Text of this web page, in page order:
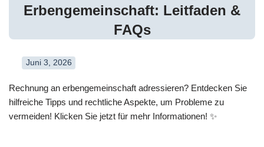
Erbengemeinschaft: Leitfaden &
FAQs
Juni 3, 2026
Rechnung an erbengemeinschaft adressieren? Entdecken Sie
hilfreiche Tipps und rechtliche Aspekte, um Probleme zu
vermeiden! Klicken Sie jetzt für mehr Informationen! ✨